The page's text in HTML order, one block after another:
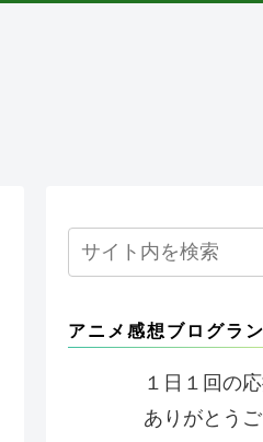
アニメ感想ブログラ
１日１回の
ありがとう